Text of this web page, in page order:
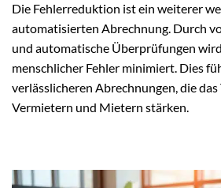
Die Fehlerreduktion ist ein weiterer
automatisierten Abrechnung. Durch
und automatische Überprüfungen
menschlicher Fehler minimiert. Dies
verlässlicheren Abrechnungen, die
Vermietern und Mietern stärken.